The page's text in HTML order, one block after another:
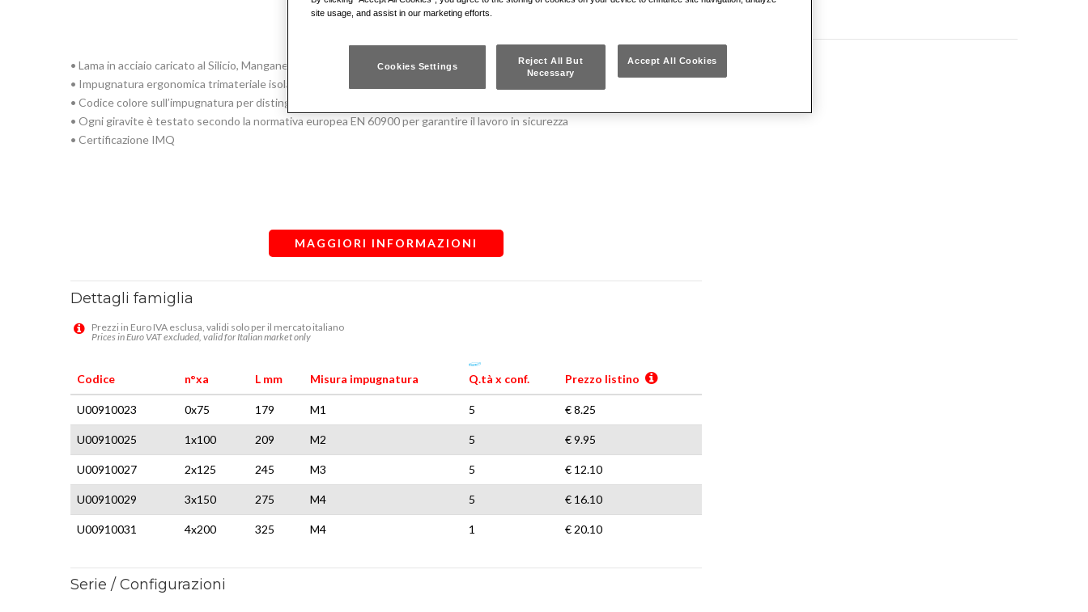
ISO 8764 EN 60900
• Lama in acciaio caricato al Silicio, Manganese e Molibdeno con esecuzione fosfatata
• Impugnatura ergonomica trimateriale isolata con rivestimento soft grip, resistente ad olii ed agenti chimici
• Codice colore sull’impugnatura per distinguere le diverse impronte
• Ogni giravite è testato secondo la normativa europea EN 60900 per garantire il lavoro in sicurezza
• Certificazione IMQ
MAGGIORI INFORMAZIONI
Dettagli famiglia
Prezzi in Euro IVA esclusa, validi solo per il mercato italiano
Prices in Euro VAT excluded, valid for Italian market only
Codice n°xa L mm Misura impugnatura Q.tà x conf. Prezzo listino
U00910023 0x75 179 M1 5 € 8.25
U00910025 1x100 209 M2 5 € 9.95
U00910027 2x125 245 M3 5 € 12.10
U00910029 3x150 275 M4 5 € 16.10
U00910031 4x200 325 M4 1 € 20.10
Serie / Configurazioni
site usage, and assist in our marketing efforts.
Cookies Settings
Reject All But
Necessary
Accept All Cookies